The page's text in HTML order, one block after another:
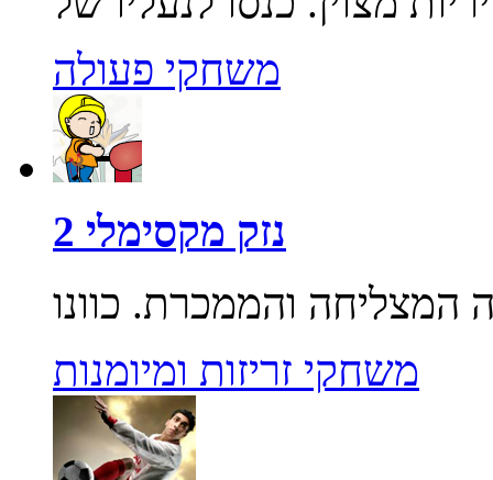
משחקי פעולה
נזק מקסימלי 2
משחקי זריזות ומיומנות